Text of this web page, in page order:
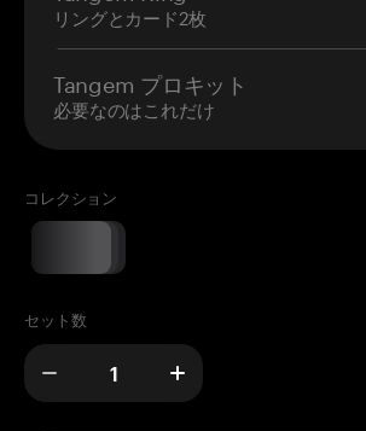
リングとカード2枚
Tangem プロキット
必要なのはこれだけ
コレクション
セット数